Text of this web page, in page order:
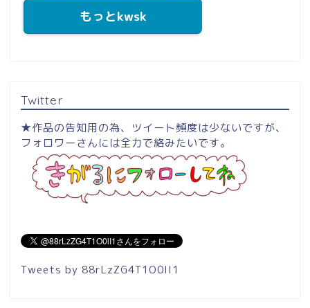
もっとkwsk
Twitter
★作品の告知用の為、ツイート頻度は少ないですが、
フォロワーさんには全力で絡みたいです。
Tweets by 88rLzZG4T1O0lI1